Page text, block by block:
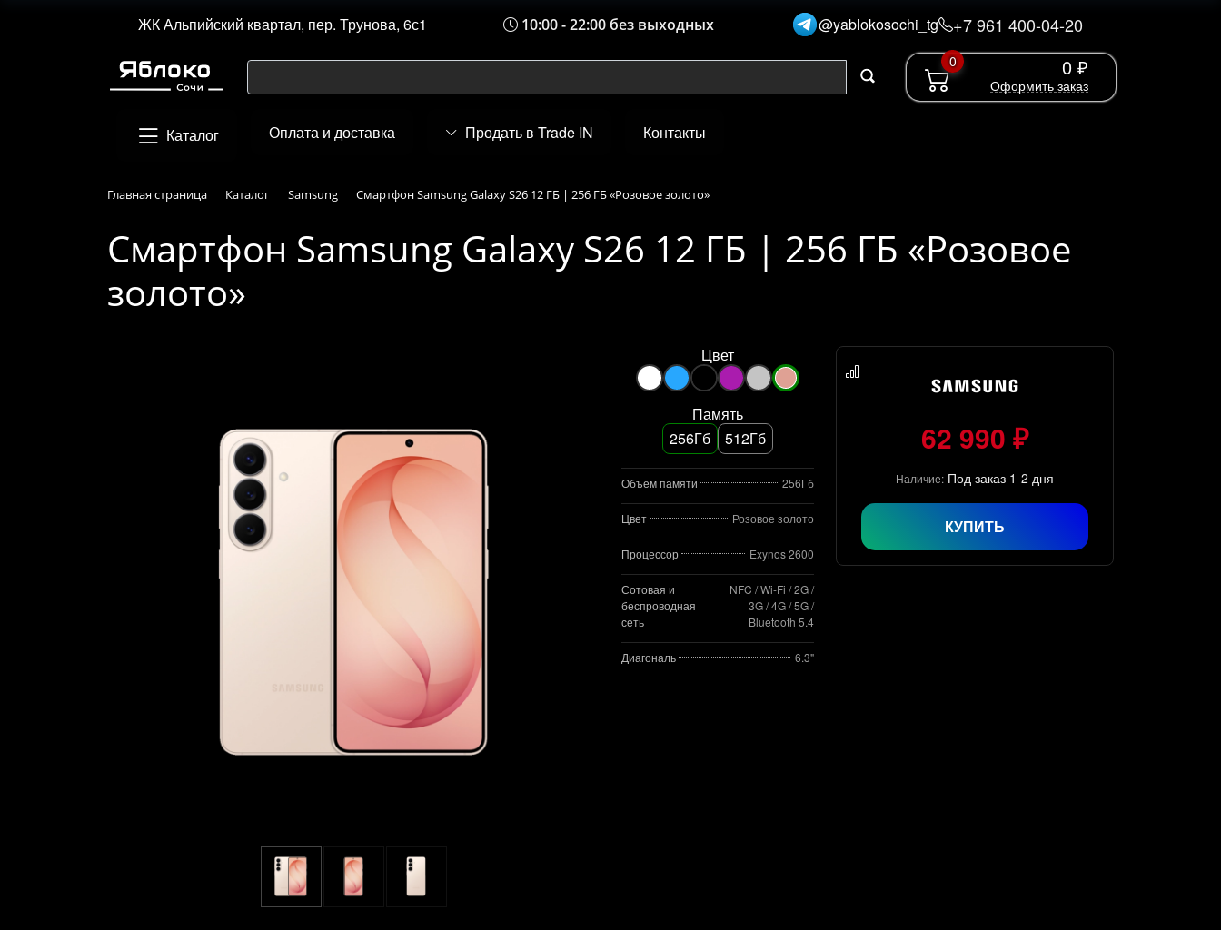
ЖК Альпийский квартал, пер. Трунова, 6с1 10:00 - 22:00 без выходных @yablokosochi_tg +7 961 400-04-20
0 0 ₽
Оформить заказ
Каталог Оплата и доставка Продать в Trade IN Контакты
Главная страница Каталог Samsung Смартфон Samsung Galaxy S26 12 ГБ | 256 ГБ «Розовое золото»
Смартфон Samsung Galaxy S26 12 ГБ | 256 ГБ «Розовое
золото»
Цвет
Память
256Гб
512Гб
Объем памяти 256Гб
Цвет Розовое золото
Процессор Exynos 2600
Сотовая и
беспроводная
сеть
NFC / Wi-Fi / 2G /
3G / 4G / 5G /
Bluetooth 5.4
Диагональ 6.3"
62 990 ₽
Наличие: Под заказ 1-2 дня
КУПИТЬ